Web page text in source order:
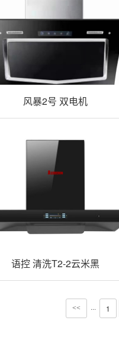
风暴2号 双电机
语控 清洗T2-2云米黑
<< ··· 1